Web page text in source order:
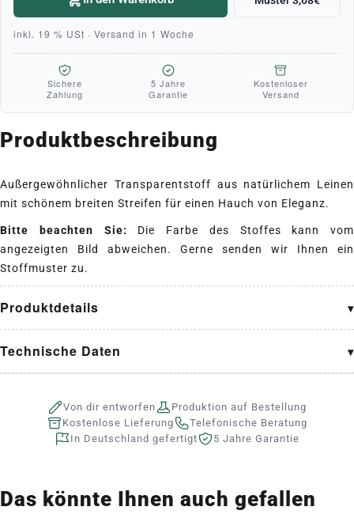
inkl. 19 % USt · Versand in 1 Woche
Sichere
Zahlung
5 Jahre
Garantie
Kostenloser
Versand
Produktbeschreibung
Außergewöhnlicher Transparentstoff aus natürlichem Leinen
mit schönem breiten Streifen für einen Hauch von Eleganz.
Bitte beachten Sie: Die Farbe des Stoffes kann vom
angezeigten Bild abweichen. Gerne senden wir Ihnen ein
Stoffmuster zu.
Produktdetails
Technische Daten
Von dir entworfen
Produktion auf Bestellung
Kostenlose Lieferung
Telefonische Beratung
In Deutschland gefertigt
5 Jahre Garantie
Das könnte Ihnen auch gefallen